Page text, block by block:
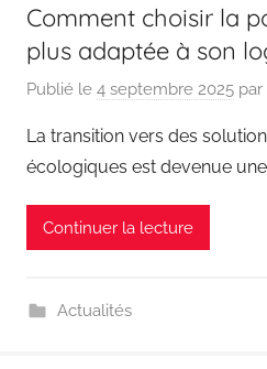
Comment choisir la
plus adaptée à son
Publié le 4 septembre 2025 par
La transition vers des
écologiques est devenue
Continuer la lecture
Actualités